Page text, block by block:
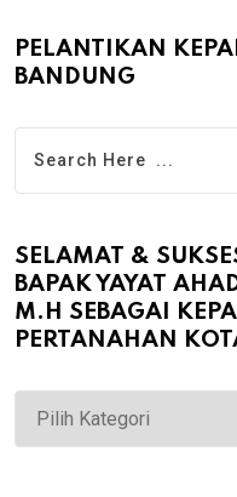
PELANTIKAN
BANDUNG
SELAMAT &
BAPAK YAYAT
M.H SEBAGAI
PERTANAHAN